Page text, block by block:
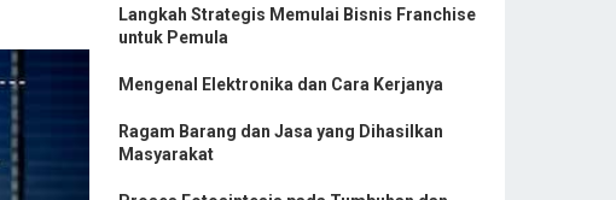
Langkah Strategis Memulai Bisnis Franchise
untuk Pemula
Mengenal Elektronika dan Cara Kerjanya
Ragam Barang dan Jasa yang Dihasilkan
Masyarakat